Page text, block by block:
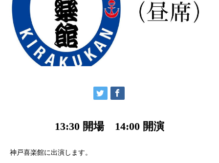
13:30 開場 14:00 開演
神戸喜楽館に出演します。